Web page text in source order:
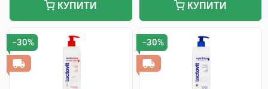
КУПИТИ КУПИТИ
−30% −30%